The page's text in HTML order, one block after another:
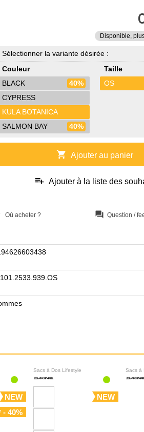
Disponible,
Sélectionner la variante désirée :
Couleur
BLACK
40%
CYPRESS
KULA BOTANICA
SALMON BAY
40%
Taille
OS
shopping_cart Ajouter au panier
playlist_add Ajouter à la liste des
Où acheter ? question_answer Question /
NEW
- 40%
Sacs à Dos Lifestyle
NEW
Sacs à